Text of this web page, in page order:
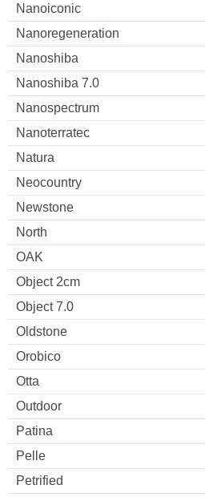
Nanoiconic
Nanoregeneration
Nanoshiba
Nanoshiba 7.0
Nanospectrum
Nanoterratec
Natura
Neocountry
Newstone
North
OAK
Object 2cm
Object 7.0
Oldstone
Orobico
Otta
Outdoor
Patina
Pelle
Petrified